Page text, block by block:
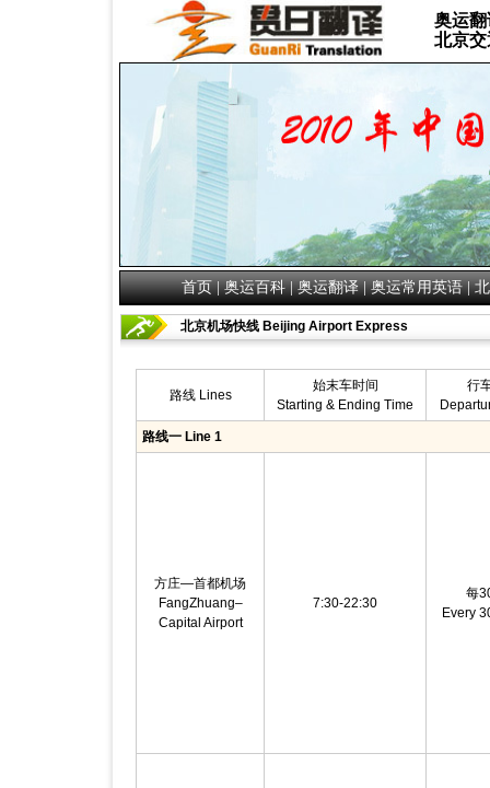
奥运
北京
首页|奥运百科|奥运翻译|奥运常用英语|
北京机场快线 Beijing Airport Express
路线 Lines
始末车时间
Starting & Ending Time
行
路线一 Line 1
方庄—首都机场
FangZhuang–
Capital Airport
7:30-22:30
每
Every